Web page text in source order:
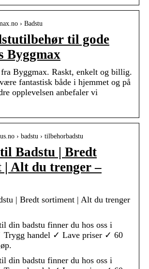
› Badstu
til gode
Byggmax
Byggmax. Raskt, enkelt og billig.
fantastisk både i hjemmet og på
opplevelsen anbefaler vi
› badstu › tilbehorbadstu
Badstu | Bredt
| Alt du trenger –
| Bredt sortiment | Alt du trenger
din badstu finner du hos oss i
handel ✓ Lave priser ✓ 60
din badstu finner du hos oss i